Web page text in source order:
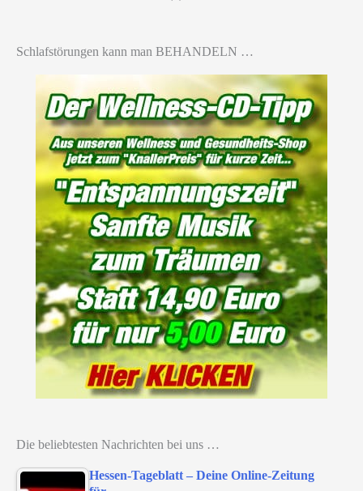
Schlafstörungen kann man BEHANDELN …
Die beliebtesten Nachrichten bei uns …
Hessen-Tageblatt – Deine Online-Zeitung